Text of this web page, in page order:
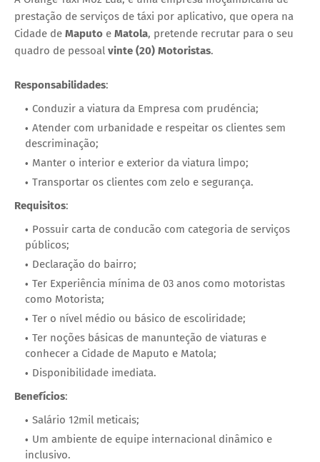
prestação de serviços de táxi por aplicativo, que opera na
Cidade de Maputo e Matola, pretende recrutar para o seu
quadro de pessoal vinte (20) Motoristas.
Responsabilidades:
Conduzir a viatura da Empresa com prudéncia;
Atender com urbanidade e respeitar os clientes sem
descriminação;
Manter o interior e exterior da viatura limpo;
Transportar os clientes com zelo e segurança.
Requisitos:
Possuir carta de conducão com categoria de serviços
públicos;
Declaraçăo do bairro;
Ter Experiência mínima de 03 anos como motoristas
como Motorista;
Ter o nível médio ou básico de escoliridade;
Ter noções básicas de manunteção de viaturas e
conhecer a Cidade de Maputo e Matola;
Disponibilidade imediata.
Benefícios:
Salário 12mil meticais;
Um ambiente de equipe internacional dinâmico e
inclusivo.